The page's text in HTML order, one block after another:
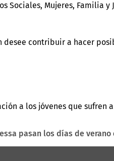
Sociales, Mujeres, Familia
contribuir a hacer
a los jóvenes que sufren
pasan los días de verano